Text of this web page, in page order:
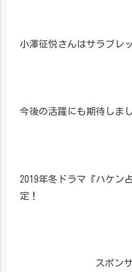
小澤征悦さんはサラブレ
今後の活躍にも期待しまし
2019年冬ドラマ『ハケン
定！
スポン